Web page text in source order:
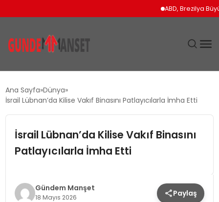
ABD, Brezilya
EKONOMI
TEKNOLOJI
Ana Sayfa Dünya
İsrail Lübnan’da Kilise Vakıf Binasını Patlayıcılarla İmha Etti
İsrail Lübnan’da Kilise Vakıf Binasını
Patlayıcılarla İmha Etti
Gündem Manşet
18 Mayıs 2026 Paylaş